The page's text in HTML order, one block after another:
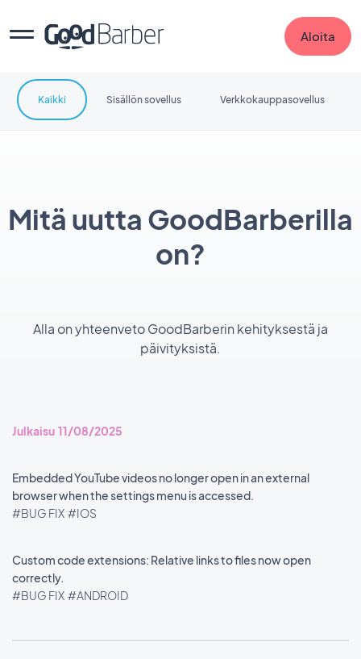
Aloita
Mitä uutta GoodBarberilla
on?
Alla on yhteenveto GoodBarberin kehityksestä ja
päivityksistä.
Kaikki Sisällön sovellus Verkkokauppasovellus
Julkaisu 11/08/2025
Embedded YouTube videos no longer open in an external
browser when the settings menu is accessed.
#BUG FIX #IOS
Custom code extensions: Relative links to files now open
correctly.
#BUG FIX #ANDROID